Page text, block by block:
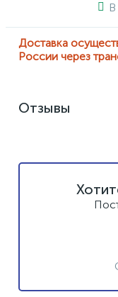
Доставка
России через
Отзывы